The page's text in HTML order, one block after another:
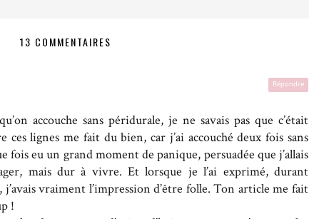
13 COMMENTAIRES
Répondre
accouche sans péridurale, je ne savais pas que c’était
lignes me fait du bien, car j’ai accouché deux fois sans
fois eu un grand moment de panique, persuadée que j’allais
mais dur à vivre. Et lorsque je l’ai exprimé, durant
j’avais vraiment l’impression d’être folle. Ton article me fait
!